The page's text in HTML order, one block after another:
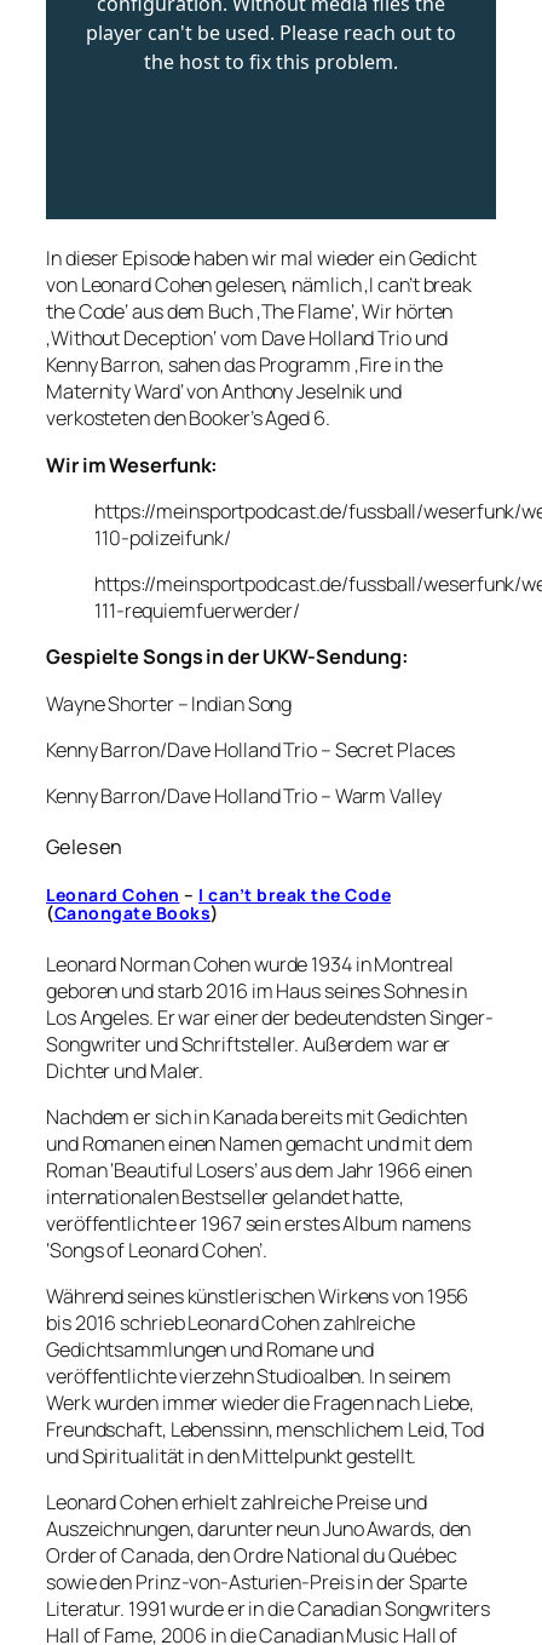
In dieser Episode haben wir mal wieder ein Gedicht
von Leonard Cohen gelesen, nämlich ‚I can’t break
the Code‘ aus dem Buch ‚The Flame‘, Wir hörten
‚Without Deception‘ vom Dave Holland Trio und
Kenny Barron, sahen das Programm ‚Fire in the
Maternity Ward‘ von Anthony Jeselnik und
verkosteten den Booker’s Aged 6.
Wir im Weserfunk:
https://meinsportpodcast.de/fussball/weserfunk/
110-polizeifunk/
https://meinsportpodcast.de/fussball/weserfunk/
111-requiemfuerwerder/
Gespielte Songs in der UKW-Sendung:
Wayne Shorter – Indian Song
Kenny Barron/Dave Holland Trio – Secret Places
Kenny Barron/Dave Holland Trio – Warm Valley
Gelesen
Leonard Cohen – I can’t break the Code
(Canongate Books)
Leonard Norman Cohen wurde 1934 in Montreal
geboren und starb 2016 im Haus seines Sohnes in
Los Angeles. Er war einer der bedeutendsten Singer-
Songwriter und Schriftsteller. Außerdem war er
Dichter und Maler.
Nachdem er sich in Kanada bereits mit Gedichten
und Romanen einen Namen gemacht und mit dem
Roman ‘Beautiful Losers’ aus dem Jahr 1966 einen
internationalen Bestseller gelandet hatte,
veröffentlichte er 1967 sein erstes Album namens
‘Songs of Leonard Cohen’.
Während seines künstlerischen Wirkens von 1956
bis 2016 schrieb Leonard Cohen zahlreiche
Gedichtsammlungen und Romane und
veröffentlichte vierzehn Studioalben. In seinem
Werk wurden immer wieder die Fragen nach Liebe,
Freundschaft, Lebenssinn, menschlichem Leid, Tod
und Spiritualität in den Mittelpunkt gestellt.
Leonard Cohen erhielt zahlreiche Preise und
Auszeichnungen, darunter neun Juno Awards, den
Order of Canada, den Ordre National du Québec
sowie den Prinz-von-Asturien-Preis in der Sparte
Literatur. 1991 wurde er in die Canadian Songwriters
Hall of Fame, 2006 in die Canadian Music Hall of